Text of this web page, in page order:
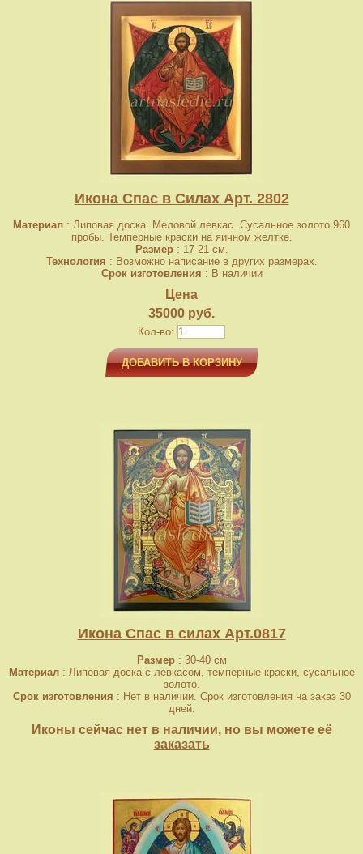
Икона Спас в Силах Арт. 2802
Материал : Липовая доска. Меловой левкас. Сусальное золото 960
пробы. Темперные краски на яичном желтке.
Размер: 17-21 см.
Технология : Возможно написание в других размерах.
Срок изготовления : В наличии
Цена
35000 руб.
Кол-во:
ДОБАВИТЬ В КОРЗИНУ
Икона Спас в силах Арт.0817
Размер: 30-40 см
Материал: Липовая доска с левкасом, темперные краски, сусальное
золото.
Срок изготовления : Нет в наличии. Срок изготовления на заказ 30
дней.
Иконы сейчас нет в наличии, но вы можете её
заказать